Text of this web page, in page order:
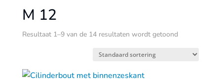
M 12
Resultaat 1–9 van de 14 resultaten wordt getoond